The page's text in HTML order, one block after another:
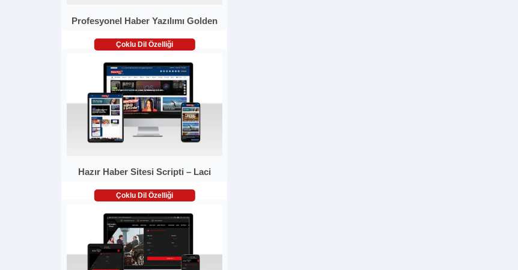
Profesyonel Haber Yazılımı Golden
Çoklu Dil Özelliği
Hazır Haber Sitesi Scripti – Laci
Çoklu Dil Özelliği